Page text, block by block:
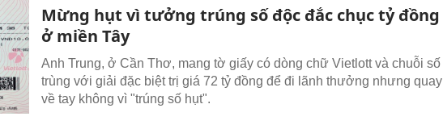
Mừng hụt vì tưởng trúng số độc đắc chục tỷ đồng
ở miền Tây
Anh Trung, ở Cần Thơ, mang tờ giấy có dòng chữ Vietlott và chuỗi số
trùng với giải đặc biệt trị giá 72 tỷ đồng để đi lãnh thưởng nhưng quay
về tay không vì "trúng số hụt".